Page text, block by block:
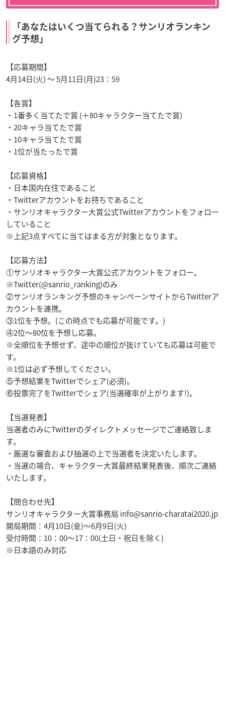
「あなたはいくつ当てられる？サンリオランキン
グ予想」
【応募期間】
4月14日(火) ～ 5月11日(月)23：59
【各賞】
・1番多く当てたで賞 (＋80キャラクター当てたで賞)
・20キャラ当てたで賞
・10キャラ当てたで賞
・1位が当たったで賞
【応募資格】
・日本国内在住であること
・Twitterアカウントをお持ちであること
・サンリオキャラクター大賞公式Twitterアカウントをフォロー
していること
※上記3点すべてに当てはまる方が対象となります。
【応募方法】
①サンリオキャラクター大賞公式アカウントをフォロー。
※Twitter(@sanrio_ranking)のみ
②サンリオランキング予想のキャンペーンサイトからTwitterア
カウントを連携。
③1位を予想。(この時点でも応募が可能です。)
④2位～80位を予想し応募。
※全順位を予想せず、途中の順位が抜けていても応募は可能で
す。
※1位は必ず予想してください。
⑤予想結果をTwitterでシェア(必須)。
⑥投票完了をTwitterでシェア(当選確率が上がります!)。
【当選発表】
当選者のみにTwitterのダイレクトメッセージでご連絡致しま
す。
・厳選な審査および抽選の上で当選者を決定いたします。
・当選の場合、キャラクター大賞最終結果発表後、順次ご連絡
いたします。
【問合わせ先】
サンリオキャラクター大賞事務局 info@sanrio-charatai2020.jp
開局期間：4月10日(金)～6月9日(火)
受付時間：10：00～17：00(土日・祝日を除く)
※日本語のみ対応